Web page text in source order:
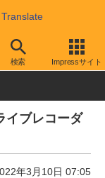
Translate
検索 Impressサイト
コーダー ドライ
イブレコーダ
年3月10日 07:05